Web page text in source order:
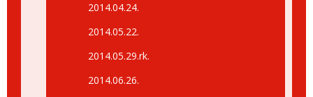
2014.04.24.
2014.05.22.
2014.05.29.rk.
2014.06.26.